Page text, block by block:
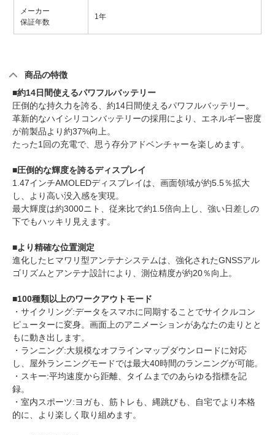
メーカー
保証年数
1年
商品の特徴
■約14日間使えるパワフルバッテリー
圧倒的な持久力を誇る、約14日間使えるパワフルバッテリー。
革新的なハイシリコンバッテリーの採用により、エネルギー密度
が前製品より約37%向上。
たった1回の充電で、思う存分アドベンチャーを楽しめます。
■圧倒的な輝度を誇るディスプレイ
1.47インチAMOLEDディスプレイは、画面領域が約5.5％拡大
し、より高い没入感を実現。
最大輝度は約3000ニト、従来比で約1.5倍向上し、強い日差しの
下でもハッキリ見えます。
■より精確な位置測定
進化したヒマワリ型アンテナシステムは、強化されたGNSSアル
ゴリズムとアンテナ設計により、測位精度が約20％向上。
■100種類以上のワークアウトモード
・サイクリング:データをスマホに同期することでサイクルコン
ピューターに変身。画面上のアニメーションがあなたの走りとと
もに動き出します。
・ランニング:大規模なオフラインマップダウンロードに対応
し、屋外ランニングモードでは最大40時間のランニングが可能。
・スキー:平均速度から距離、タイムまでのあらゆる指標を記
録。
・室内スポーツ:ヨガも、筋トレも、縄跳びも、自宅でより本格
的に、より楽しく取り組めます。